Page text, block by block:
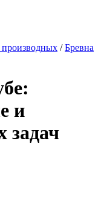
/Бревна
и
задач